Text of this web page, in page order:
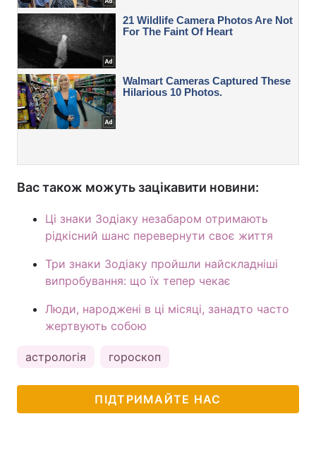
Вас також можуть зацікавити новини:
Ці знаки Зодіаку незабаром отримають
рідкісний шанс перевернути своє життя
Три знаки Зодіаку пройшли найскладніші
випробування: що їх тепер чекає
Люди, народжені в ці місяці, занадто часто
жертвують собою
астрологія гороскоп
ПІДТРИМАЙТЕ НАС